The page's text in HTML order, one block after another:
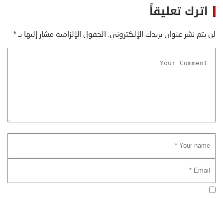
اترك تعليقاً
لن يتم نشر عنوان بريدك الإلكتروني. الحقول الإلزامية مشار إليها بـ*